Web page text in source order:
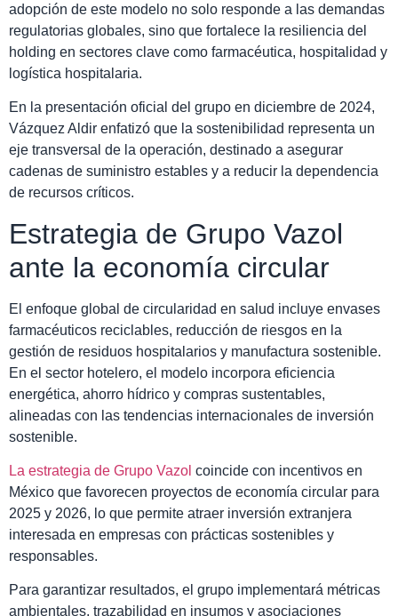
adopción de este modelo no solo responde a las demandas
regulatorias globales, sino que fortalece la resiliencia del
holding en sectores clave como farmacéutica, hospitalidad y
logística hospitalaria.
En la presentación oficial del grupo en diciembre de 2024,
Vázquez Aldir enfatizó que la sostenibilidad representa un
eje transversal de la operación, destinado a asegurar
cadenas de suministro estables y a reducir la dependencia
de recursos críticos.
Estrategia de Grupo Vazol
ante la economía circular
El enfoque global de circularidad en salud incluye envases
farmacéuticos reciclables, reducción de riesgos en la
gestión de residuos hospitalarios y manufactura sostenible.
En el sector hotelero, el modelo incorpora eficiencia
energética, ahorro hídrico y compras sustentables,
alineadas con las tendencias internacionales de inversión
sostenible.
La estrategia de Grupo Vazol coincide con incentivos en
México que favorecen proyectos de economía circular para
2025 y 2026, lo que permite atraer inversión extranjera
interesada en empresas con prácticas sostenibles y
responsables.
Para garantizar resultados, el grupo implementará métricas
ambientales, trazabilidad en insumos y asociaciones